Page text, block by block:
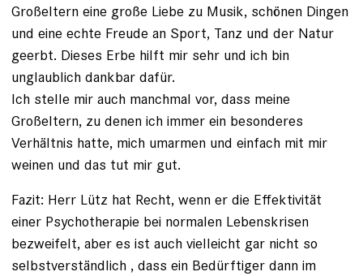
Großeltern eine große Liebe zu Musik, schönen Dingen
und eine echte Freude an Sport, Tanz und der Natur
geerbt. Dieses Erbe hilft mir sehr und ich bin
unglaublich dankbar dafür.
Ich stelle mir auch manchmal vor, dass meine
Großeltern, zu denen ich immer ein besonderes
Verhältnis hatte, mich umarmen und einfach mit mir
weinen und das tut mir gut.
Fazit: Herr Lütz hat Recht, wenn er die Effektivität
einer Psychotherapie bei normalen Lebenskrisen
bezweifelt, aber es ist auch vielleicht gar nicht so
selbstverständlich , dass ein Bedürftiger dann im